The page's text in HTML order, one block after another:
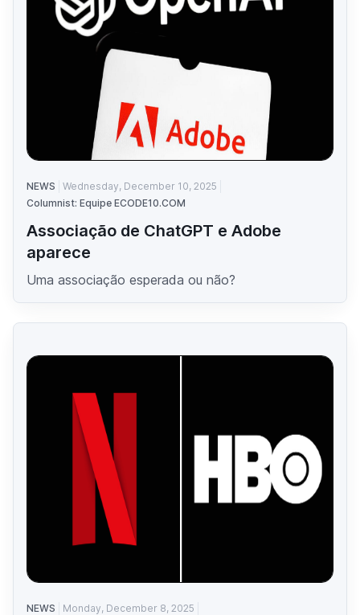
NEWS
Wednesday, December 10, 2025
Columnist: Equipe ECODE10.COM
Associação de ChatGPT e Adobe
aparece
Uma associação esperada ou não?
NEWS
Monday, December 8, 2025